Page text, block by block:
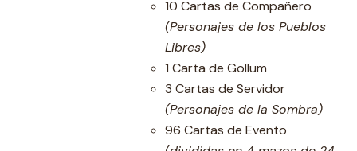
10 Cartas de Compañero
(Personajes de los Pueblos
Libres)
1 Carta de Gollum
3 Cartas de Servidor
(Personajes de la Sombra)
96 Cartas de Evento